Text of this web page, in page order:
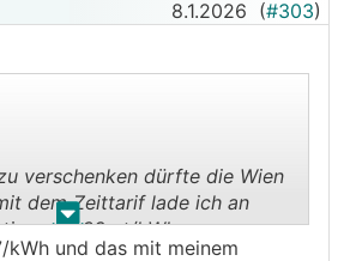
Angebot mit den 39cent ja
8.1.2026 (#303)
. .
verschenken dürfte die Wien
dem Zeittarif lade ich an
als 39 ct/kWh.
kWh und das mit meinem